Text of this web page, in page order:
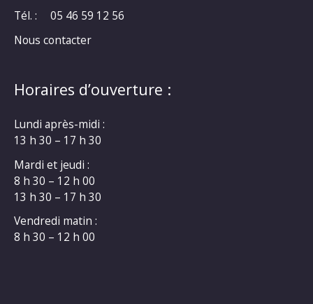
Tél. :
05 46 59 12 56
Nous contacter
Horaires d’ouverture :
Lundi après-midi :
13 h 30 – 17 h 30
Mardi et jeudi :
8 h 30 – 12 h 00
13 h 30 – 17 h 30
Vendredi matin :
8 h 30 – 12 h 00